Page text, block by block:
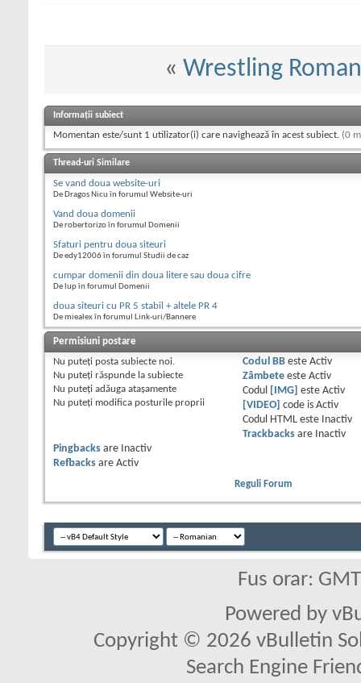
« Wrestling
Informații subiect
Momentan este/sunt 1 utilizator(i) care navighează în acest subiect. (0
Thread-uri Similare
Se vand doua website-uri
De Dragos Nicu în forumul Website-uri
Vand doua domenii
De robertorizo în forumul Domenii
Sfaturi pentru doua siteuri
De edy12006 în forumul Studii de caz
cumpar domenii din doua litere sau doua cifre
De lup în forumul Domenii
doua siteuri cu PR 5 stabil + altele PR 4
De miealex în forumul Link-uri/Bannere
Permisiuni postare
Nu puteţi posta subiecte noi.
Nu puteţi răspunde la subiecte
Nu puteţi adăuga ataşamente
Nu puteţi modifica posturile proprii
Codul BBeste Activ
Zâmbeteeste Activ
Codul
[IMG] este Activ
[VIDEO]
code is Activ
Codul HTML este
Inactiv
Trackbacksare
Inactiv
Pingbacks are
Inactiv
Refbacks are Activ
Reguli Forum
Fus orar:
Powered by
Copyright © 2026 vBulletin
Search Engine